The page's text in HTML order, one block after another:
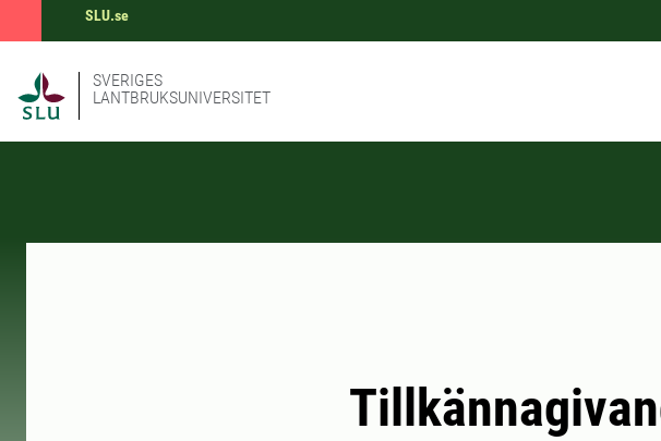
SLU.se
SVERIGES
LANTBRUKSUNIVERSITET